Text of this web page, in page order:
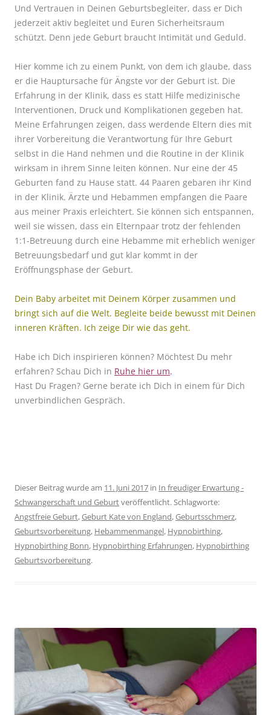
Und Vertrauen in Deinen Geburtsbegleiter, dass er Dich
jederzeit aktiv begleitet und Euren Sicherheitsraum
schützt. Denn jede Geburt braucht Intimität und Geduld.
Hier komme ich zu einem Punkt, von dem ich glaube, dass
er die Hauptursache für Ängste vor der Geburt ist. Die
Erfahrung in der Klinik, dass es statt Hilfe medizinische
Interventionen, Druck und Komplikationen gegeben hat.
Meine Erfahrungen zeigen, dass werdende Eltern dies mit
ihrer Vorbereitung die Verantwortung für Ihre Geburt
selbst in die Hand nehmen und die Routine in der Klinik
wirksam in ihrem Sinne leiten können. Nur eine der 45
Geburten fand zu Hause statt. 44 Paaren gebaren ihr Kind
in der Klinik. Ärzte und Hebammen empfangen die Paare
aus meiner Praxis erleichtert. Sie können sich entspannen,
weil sie wissen, dass ein Elternpaar trotz der fehlenden
1:1-Betreuung durch eine Hebamme mit erheblich weniger
Betreuungsbedarf und gut klar kommt in der
Eröffnungsphase der Geburt.
Dein Baby arbeitet mit Deinem Körper zusammen und
bringt sich auf die Welt. Begleite beide bewusst mit Deinen
inneren Kräften. Ich zeige Dir wie das geht.
Habe ich Dich inspirieren können? Möchtest Du mehr
erfahren? Schau Dich in Ruhe hier um.
Hast Du Fragen? Gerne berate ich Dich in einem für Dich
unverbindlichen Gespräch.
Dieser Beitrag wurde am 11. Juni 2017 in In freudiger Erwartung -
Schwangerschaft und Geburtveröffentlicht. Schlagworte:
Angstfreie Geburt,Geburt Kate von England,Geburtsschmerz,
Geburtsvorbereitung, Hebammenmangel, Hypnobirthing,
Hypnobirthing Bonn, Hypnobirthing Erfahrungen, Hypnobirthing
Geburtsvorbereitung.